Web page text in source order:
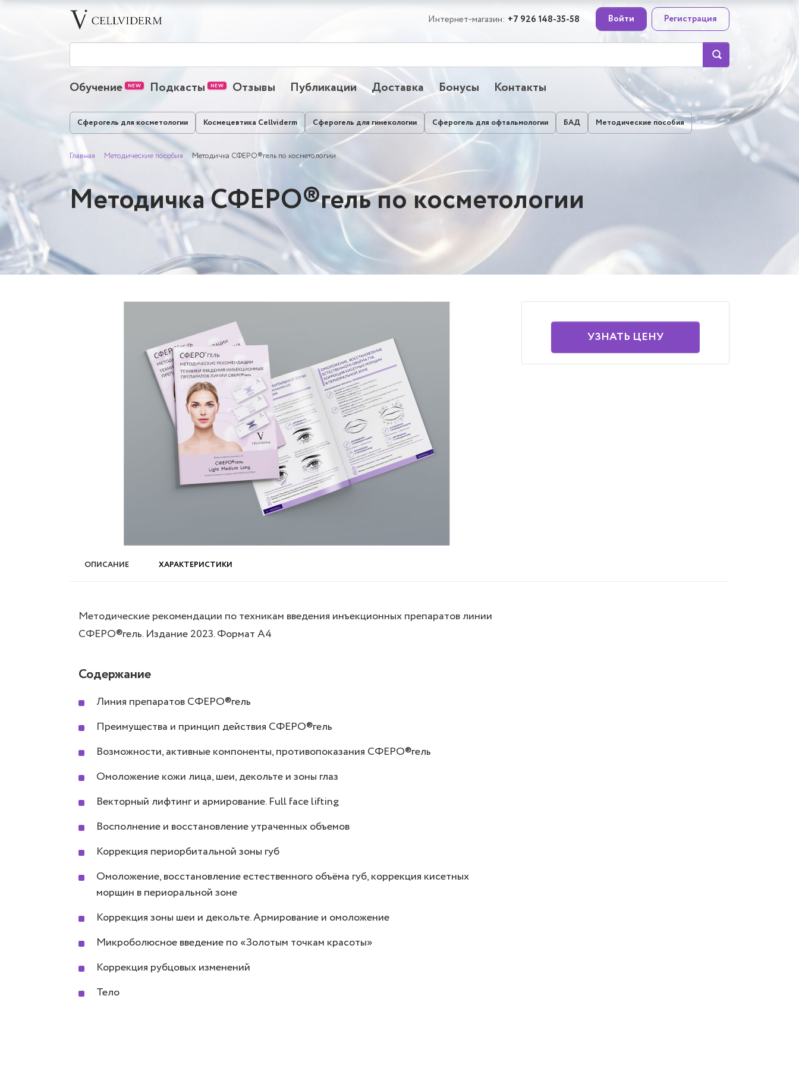
Интернет-магазин: +7 926 148-35-58 Войти Регистрация
Обучение Подкасты Отзывы Публикации Доставка Бонусы Контакты
Сферогель для косметологии Космецевтика Cellviderm Сферогель для гинекологии Сферогель для офтальмологии БАД Методические пособия
Главная Методические пособия Методичка СФЕРО®гель по косметологии
Методичка СФЕРО®гель по косметологии
УЗНАТЬ ЦЕНУ
ОПИСАНИЕ ХАРАКТЕРИСТИКИ
Методические рекомендации по техникам введения инъекционных препаратов линии
СФЕРО®гель. Издание 2023. Формат А4
Содержание
Линия препаратов СФЕРО®гель
Преимущества и принцип действия СФЕРО®гель
Возможности, активные компоненты, противопоказания СФЕРО®гель
Омоложение кожи лица, шеи, декольте и зоны глаз
Векторный лифтинг и армирование. Full face lifting
Восполнение и восстановление утраченных объемов
Коррекция периорбитальной зоны губ
Омоложение, восстановление естественного объёма губ, коррекция кисетных
морщин в периоральной зоне
Коррекция зоны шеи и декольте. Армирование и омоложение
Микроболюсное введение по «Золотым точкам красоты»
Коррекция рубцовых изменений
Тело